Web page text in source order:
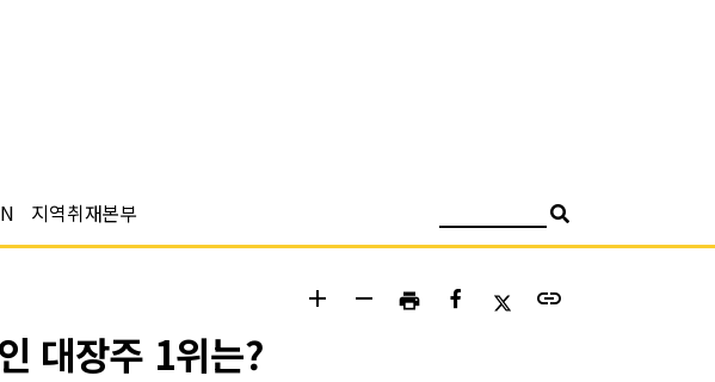
지역취재본부
add remove print link
대장주 1위는?